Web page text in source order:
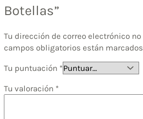
Botellas”
Tu dirección de correo electrónico
campos obligatorios están
Tu puntuación *
Tu valoración *